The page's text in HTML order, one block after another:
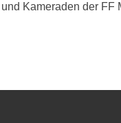
Kameraden der FF